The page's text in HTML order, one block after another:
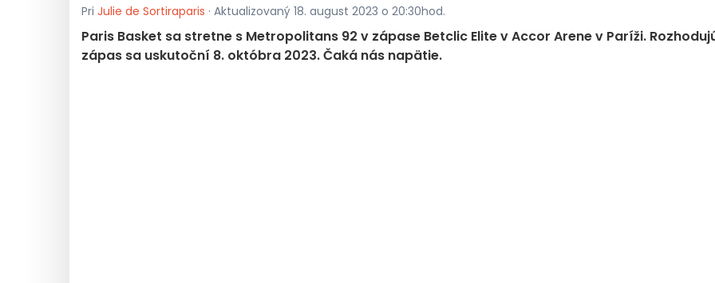
Pri Julie de Sortiraparis · Aktualizovaný 18. august 2023 o 20:30hod.
Paris Basket sa stretne s Metropolitans 92 v zápase Betclic Elite v Accor Arene v Paríži.
zápas sa uskutoční 8. októbra 2023. Čaká nás napätie.